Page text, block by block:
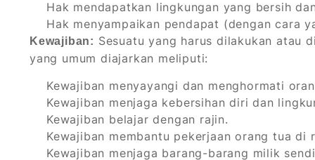
Hak mendapatkan lingkungan yang bersih
Hak menyampaikan pendapat (dengan cara
Kewajiban: Sesuatu yang harus dilakukan atau
yang umum diajarkan meliputi:
Kewajiban menyayangi dan menghormati
Kewajiban menjaga kebersihan diri dan
Kewajiban belajar dengan rajin.
Kewajiban membantu pekerjaan orang tua di
Kewajiban menjaga barang-barang milik